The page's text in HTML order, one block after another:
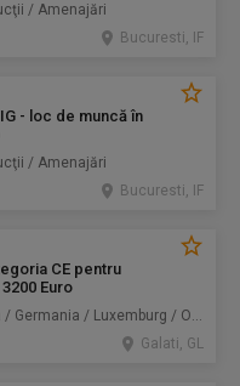
/ Amenajări
Bucuresti, IF
- loc de muncă în
/ Amenajări
Bucuresti, IF
CE pentru
Euro
Danemarca / Franța / Germania / Luxemburg / Olanda | Transport
Galati, GL